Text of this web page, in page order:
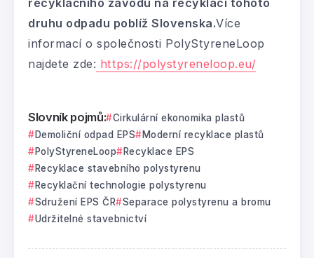
recyklačního závodu na recyklaci tohoto
druhu odpadu poblíž Slovenska.Více
informací o společnosti PolyStyreneLoop
najdete zde: https://polystyreneloop.eu/
Slovník pojmů:
Cirkulární ekonomika plastů
Demoliční odpad EPS
Moderní recyklace plastů
PolyStyreneLoop
Recyklace EPS
Recyklace stavebního polystyrenu
Recyklační technologie polystyrenu
Sdružení EPS ČR
Separace polystyrenu a bromu
Udržitelné stavebnictví